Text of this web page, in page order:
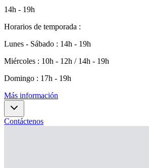
14h - 19h
Horarios de temporada :
Lunes - Sábado : 14h - 19h
Miércoles : 10h - 12h / 14h - 19h
Domingo : 17h - 19h
Más información
Contáctenos